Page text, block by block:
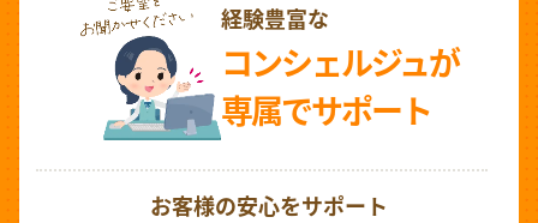
経験豊富な
コンシェルジュが
専属でサポート
お客様の安心をサポート